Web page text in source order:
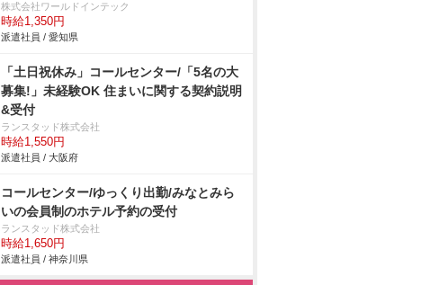
株式会社ワールドインテック
時給1,350円
派遣社員 / 愛知県
「土日祝休み」コールセンター/「5名の大
募集!」未経験OK 住まいに関する契約説明
&受付
ランスタッド株式会社
時給1,550円
派遣社員 / 大阪府
コールセンター/ゆっくり出勤/みなとみら
いの会員制のホテル予約の受付
ランスタッド株式会社
時給1,650円
派遣社員 / 神奈川県